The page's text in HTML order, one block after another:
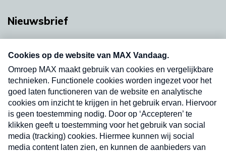
Nieuwsbrief
Neem hier een gratis abonnement op onze
nieuwsbrief. Elke vrijdag- en dinsdagochtend in
uw mailbox.
Verzend